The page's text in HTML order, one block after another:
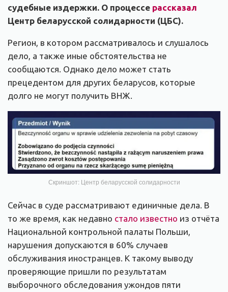
судебные издержки. О процессе рассказал
Центр беларусской солидарности (ЦБС).
Регион, в котором рассматривалось и слушалось
дело, а также иные обстоятельства не
сообщаются. Однако дело может стать
прецедентом для других беларусов, которые
долго не могут получить ВНЖ.
Скриншот: Центр беларусской солидарности
Сейчас в суде рассматривают единичные дела. В
то же время, как недавно стало известно из отчёта
Национальной контрольной палаты Польши,
нарушения допускаются в 60% случаев
обслуживания иностранцев. К такому выводу
проверяющие пришли по результатам
выборочного обследования ужондов пяти